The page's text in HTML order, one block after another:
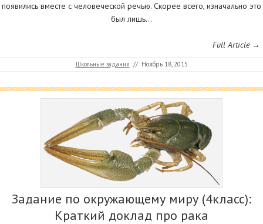
появились вместе с человеческой речью. Скорее всего, изначально это
был лишь…
Full Article →
Школьные задания // Ноябрь 18, 2015
Задание по окружающему миру (4класс):
Краткий доклад про рака